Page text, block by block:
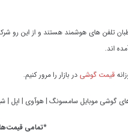
تلفن های هوشمند هستند و از این
اند.
قیمت گوشیدر بازار را مرور کنیم.
گوشی موبایل سامسونگ | هوآوی | اپل |
*تمامی